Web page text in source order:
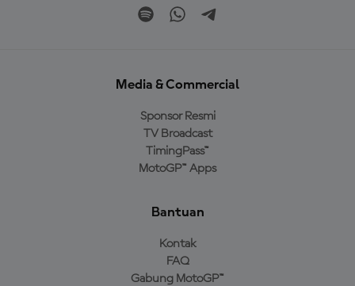
Media & Commercial
Sponsor Resmi
TV Broadcast
TimingPass™
MotoGP™ Apps
Bantuan
Kontak
FAQ
Gabung MotoGP™